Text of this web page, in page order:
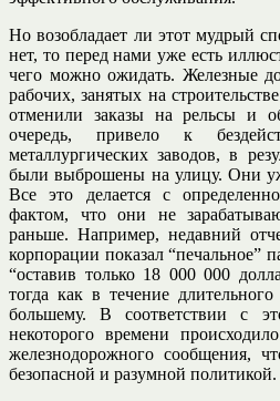
Но возобладает ли этот мудрый
нет, то перед нами уже есть
чего можно ожидать. Железные
рабочих, занятых на
отменили заказы на рельсы и
очередь, привело к
металлургических заводов, в
были выброшены на улицу. Они
Все это делается с
фактом, что они не
раньше. Например, недавний
корпорации показал “печальное”
“оставив только 18 000 000
тогда как в течение
большему. В соответствии с
некоторого времени
железнодорожного сообщения,
безопасной и разумной политикой.